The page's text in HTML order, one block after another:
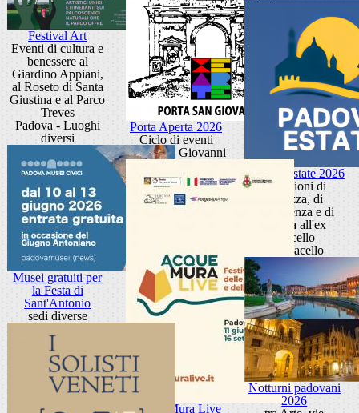
Festival Art
Eventi di cultura e
benessere al
Giardino Appiani,
al Roseto di Santa
Giustina e al Parco
Treves
Padova - Luoghi
diversi
Porta Aperta 2026
Ciclo di eventi
Porta San Giovanni
Padova Estate 2026
Occasioni di
bellezza, di
conoscenza e di
cultura all'ex
Macello
Ex Macello
Musei gratuiti per
la Festa di
Sant'Antonio
sedi diverse
Acque Mura Live
Notturni padovani
2026